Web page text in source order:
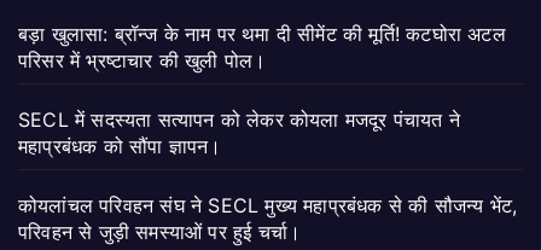
बड़ा खुलासा: ब्रॉन्ज के नाम पर थमा दी सीमेंट की मूर्ति! कटघोरा अटल
परिसर में भ्रष्टाचार की खुली पोल।
SECL में सदस्यता सत्यापन को लेकर कोयला मजदूर पंचायत ने
महाप्रबंधक को सौंपा ज्ञापन।
कोयलांचल परिवहन संघ ने SECL मुख्य महाप्रबंधक से की सौजन्य भेंट,
परिवहन से जुड़ी समस्याओं पर हुई चर्चा।